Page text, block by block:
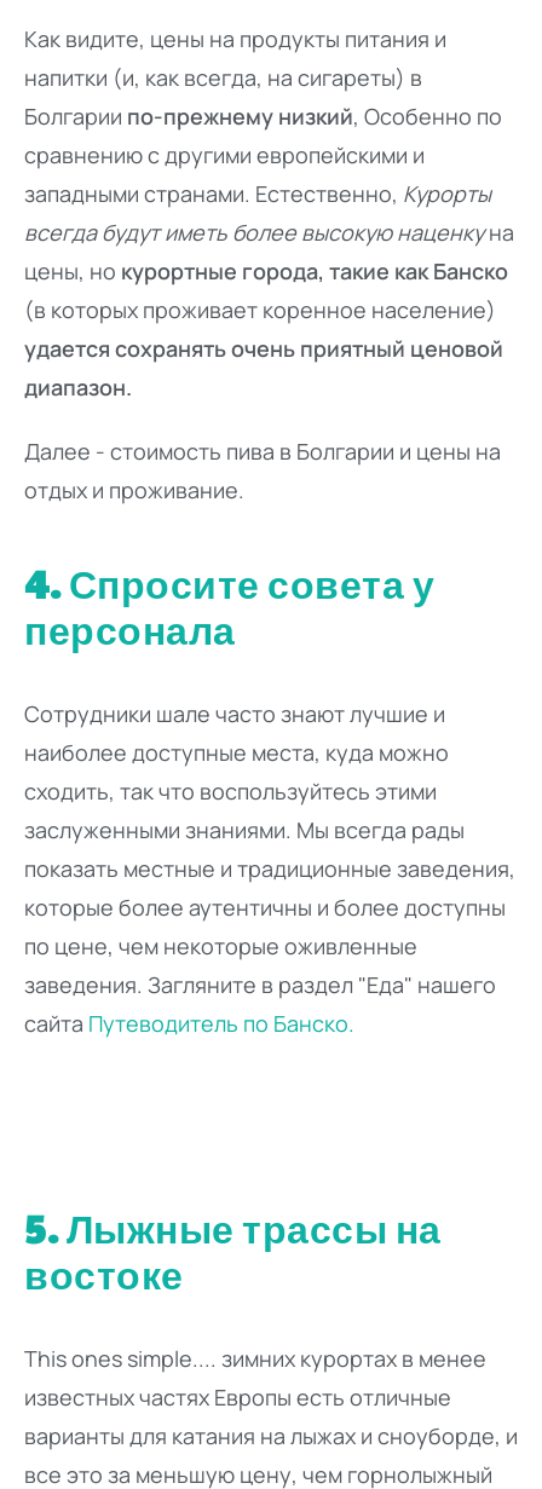
Как видите, цены на продукты питания и
напитки (и, как всегда, на сигареты) в
Болгарии по-прежнему низкий, Особенно по
сравнению с другими европейскими и
западными странами. Естественно, Курорты
всегда будут иметь более высокую наценкуна
цены, но курортные города, такие как Банско
(в которых проживает коренное население)
удается сохранять очень приятный ценовой
диапазон.
Далее - стоимость пива в Болгарии и цены на
отдых и проживание.
4. Спросите совета у
персонала
Сотрудники шале часто знают лучшие и
наиболее доступные места, куда можно
сходить, так что воспользуйтесь этими
заслуженными знаниями. Мы всегда рады
показать местные и традиционные заведения,
которые более аутентичны и более доступны
по цене, чем некоторые оживленные
заведения. Загляните в раздел "Еда" нашего
сайта Путеводитель по Банско.
5. Лыжные трассы на
востоке
This ones simple.... зимних курортах в менее
известных частях Европы есть отличные
варианты для катания на лыжах и сноуборде, и
все это за меньшую цену, чем горнолыжный